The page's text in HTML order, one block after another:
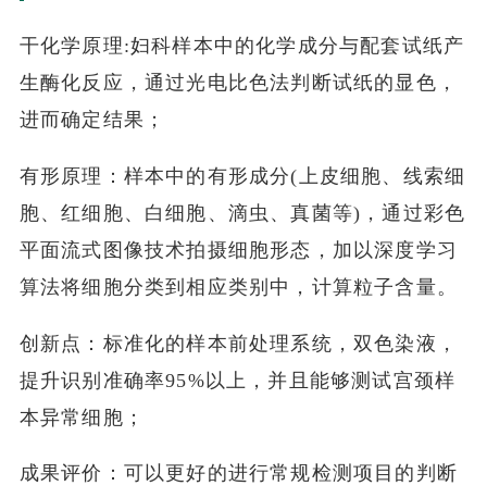
干化学原理:妇科样本中的化学成分与配套试纸产
生酶化反应，通过光电比色法判断试纸的显色，
进而确定结果；
有形原理：样本中的有形成分(上皮细胞、线索细
胞、红细胞、白细胞、滴虫、真菌等)，通过彩色
平面流式图像技术拍摄细胞形态，加以深度学习
算法将细胞分类到相应类别中，计算粒子含量。
创新点：标准化的样本前处理系统，双色染液，
提升识别准确率95%以上，并且能够测试宫颈样
本异常细胞；
成果评价：可以更好的进行常规检测项目的判断